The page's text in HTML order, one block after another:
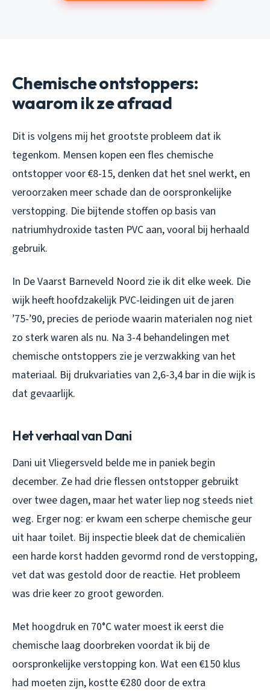
Chemische ontstoppers:
waarom ik ze afraad
Dit is volgens mij het grootste probleem dat ik
tegenkom. Mensen kopen een fles chemische
ontstopper voor €8-15, denken dat het snel werkt, en
veroorzaken meer schade dan de oorspronkelijke
verstopping. Die bijtende stoffen op basis van
natriumhydroxide tasten PVC aan, vooral bij herhaald
gebruik.
In De Vaarst Barneveld Noord zie ik dit elke week. Die
wijk heeft hoofdzakelijk PVC-leidingen uit de jaren
’75-’90, precies de periode waarin materialen nog niet
zo sterk waren als nu. Na 3-4 behandelingen met
chemische ontstoppers zie je verzwakking van het
materiaal. Bij drukvariaties van 2,6-3,4 bar in die wijk is
dat gevaarlijk.
Het verhaal van Dani
Dani uit Vliegersveld belde me in paniek begin
december. Ze had drie flessen ontstopper gebruikt
over twee dagen, maar het water liep nog steeds niet
weg. Erger nog: er kwam een scherpe chemische geur
uit haar toilet. Bij inspectie bleek dat de chemicaliën
een harde korst hadden gevormd rond de verstopping,
vet dat was gestold door de reactie. Het probleem
was drie keer zo groot geworden.
Met hoogdruk en 70°C water moest ik eerst die
chemische laag doorbreken voordat ik bij de
oorspronkelijke verstopping kon. Wat een €150 klus
had moeten zijn, kostte €280 door de extra